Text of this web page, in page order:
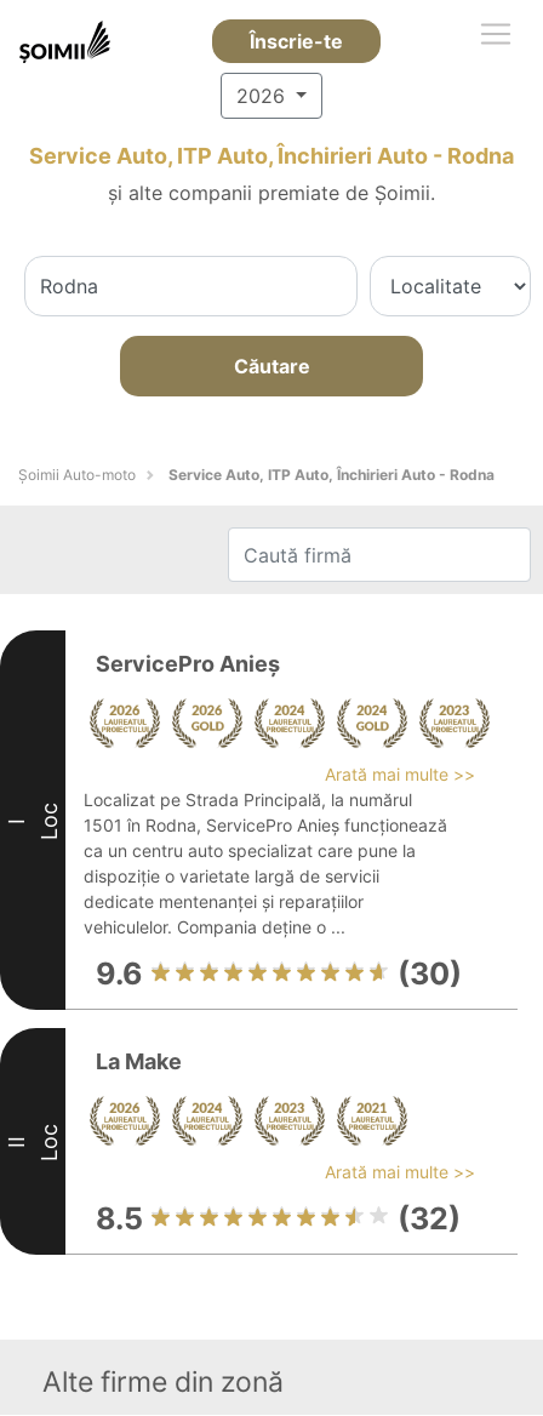
Înscrie-te
2026
Service Auto, ITP Auto, Închirieri Auto - Rodna
și alte companii premiate de Șoimii.
Căutare
Șoimii Auto-moto Service Auto, ITP Auto, Închirieri Auto - Rodna
I Loc
ServicePro Anieș
Arată mai multe >>
Localizat pe Strada Principală, la numărul
1501 în Rodna, ServicePro Anieș funcționează
ca un centru auto specializat care pune la
dispoziție o varietate largă de servicii
dedicate mentenanței și reparațiilor
vehiculelor. Compania deține o ...
9.6 (30)
II Loc
La Make
Arată mai multe >>
8.5 (32)
Alte firme din zonă